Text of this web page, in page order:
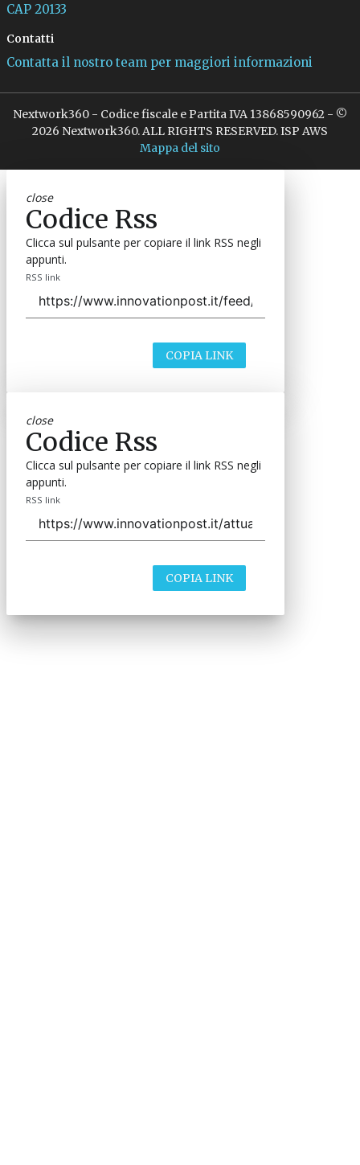
CAP 20133
Contatti
Contatta il nostro team per maggiori informazioni
Nextwork360 - Codice fiscale e Partita IVA 13868590962 - ©
2026 Nextwork360. ALL RIGHTS RESERVED. ISP AWS
Mappa del sito
close
Codice Rss
Clicca sul pulsante per copiare il link RSS negli
appunti.
RSS link
COPIA LINK
close
Codice Rss
Clicca sul pulsante per copiare il link RSS negli
appunti.
RSS link
COPIA LINK